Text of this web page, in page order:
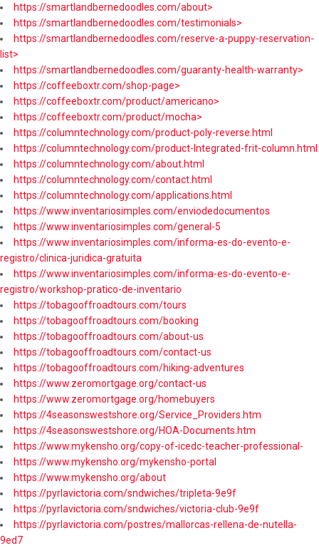
https://smartlandbernedoodles.com/about>
https://smartlandbernedoodles.com/testimonials>
https://smartlandbernedoodles.com/reserve-a-puppy-reservation-
list>
https://smartlandbernedoodles.com/guaranty-health-warranty>
https://coffeeboxtr.com/shop-page>
https://coffeeboxtr.com/product/americano>
https://coffeeboxtr.com/product/mocha>
https://columntechnology.com/product-poly-reverse.html
https://columntechnology.com/product-Integrated-frit-column.html
https://columntechnology.com/about.html
https://columntechnology.com/contact.html
https://columntechnology.com/applications.html
https://www.inventariosimples.com/enviodedocumentos
https://www.inventariosimples.com/general-5
https://www.inventariosimples.com/informa-es-do-evento-e-
registro/clinica-juridica-gratuita
https://www.inventariosimples.com/informa-es-do-evento-e-
registro/workshop-pratico-de-inventario
https://tobagooffroadtours.com/tours
https://tobagooffroadtours.com/booking
https://tobagooffroadtours.com/about-us
https://tobagooffroadtours.com/contact-us
https://tobagooffroadtours.com/hiking-adventures
https://www.zeromortgage.org/contact-us
https://www.zeromortgage.org/homebuyers
https://4seasonswestshore.org/Service_Providers.htm
https://4seasonswestshore.org/HOA-Documents.htm
https://www.mykensho.org/copy-of-icedc-teacher-professional-
https://www.mykensho.org/mykensho-portal
https://www.mykensho.org/about
https://pyrlavictoria.com/sndwiches/tripleta-9e9f
https://pyrlavictoria.com/sndwiches/victoria-club-9e9f
https://pyrlavictoria.com/postres/mallorcas-rellena-de-nutella-
9ed7